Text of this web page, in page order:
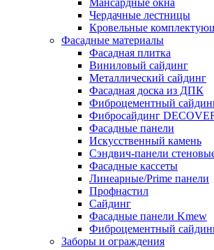
Мансардные окна
Чердачные лестницы
Кровельные
Фасадные материалы
Фасадная плитка
Виниловый сайдинг
Металлический сайдинг
Фасадная доска из ДПК
Фиброцементный
Фибросайдинг
Фасадные панели
Искусственный камень
Сэндвич-панели
Фасадные кассеты
Линеарные/Prime панели
Профнастил
Сайдинг
Фасадные панели Kmew
Фиброцементный
Заборы и ограждения